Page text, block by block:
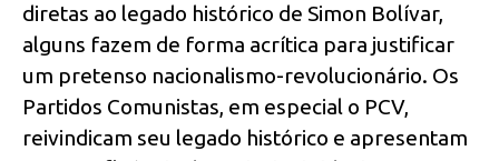
diretas ao legado histórico de Simon Bolívar,
alguns fazem de forma acrítica para justificar
um pretenso nacionalismo-revolucionário. Os
Partidos Comunistas, em especial o PCV,
reivindicam seu legado histórico e apresentam